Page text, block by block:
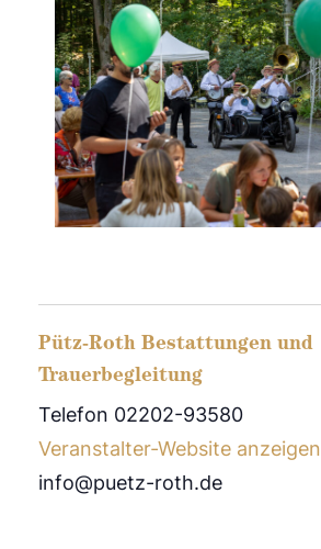
Pütz-Roth Bestattungen und
Trauerbegleitung
Telefon 02202-93580
Veranstalter-Website anzeigen
info@puetz-roth.de